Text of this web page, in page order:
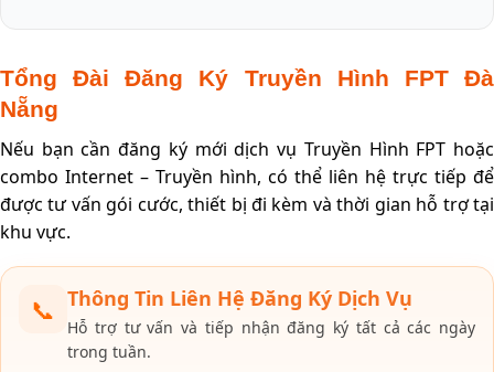
Tổng Đài Đăng Ký Truyền Hình FPT Đà
Nẵng
Nếu bạn cần đăng ký mới dịch vụ Truyền Hình FPT hoặc
combo Internet – Truyền hình, có thể liên hệ trực tiếp để
được tư vấn gói cước, thiết bị đi kèm và thời gian hỗ trợ tại
khu vực.
📞 Thông Tin Liên Hệ Đăng Ký Dịch Vụ
Hỗ trợ tư vấn và tiếp nhận đăng ký tất cả các ngày
trong tuần.